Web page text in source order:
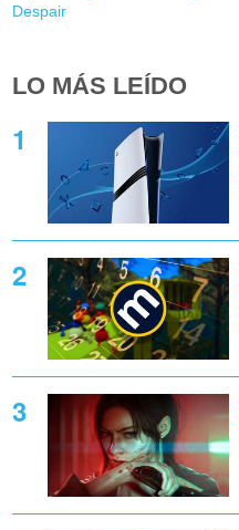
Despair
LO MÁS LEÍDO